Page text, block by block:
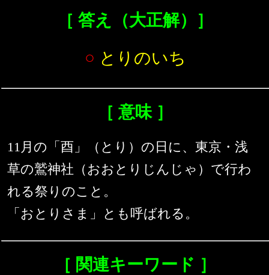
［ 答え（大正解）］
○ とりのいち
［ 意味 ］
11月の「酉」（とり）の日に、東京・浅
草の鷲神社（おおとりじんじゃ）で行わ
れる祭りのこと。
「おとりさま」とも呼ばれる。
［ 関連キーワード ］